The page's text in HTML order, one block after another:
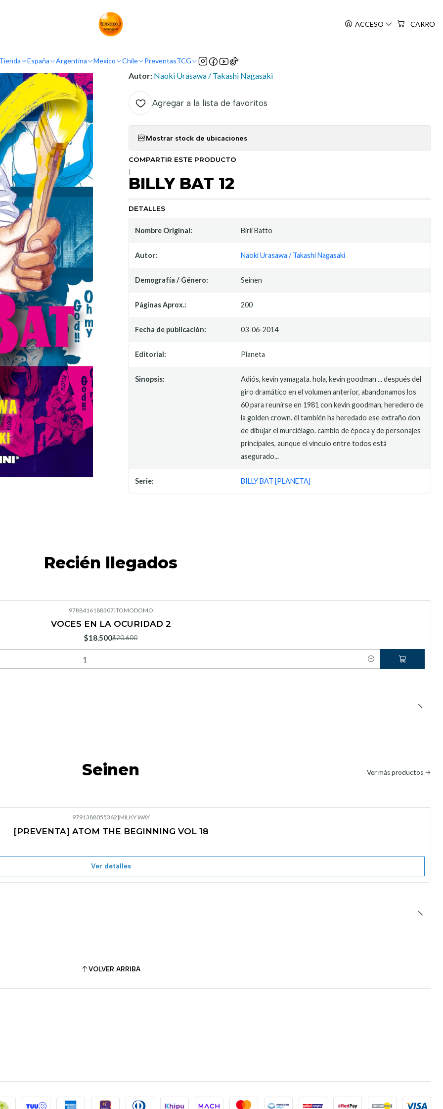
ACCESO CARRO
Tienda España Argentina Mexico Chile PreventasTCG
Nombre original:Birii Batto
Autor: Naoki Urasawa / Takashi Nagasaki
Agregar a la lista de favoritos
Mostrar stock de ubicaciones
COMPARTIR ESTE PRODUCTO
BILLY BAT 12
DETALLES
Nombre Original: Birii Batto
Autor: Naoki Urasawa / Takashi Nagasaki
Demografía / Género: Seinen
Páginas Aprox.: 200
Fecha de publicación: 03-06-2014
Editorial: Planeta
Sinopsis:
Adiós, kevin yamagata. hola, kevin goodman ... después del
giro dramático en el volumen anterior, abandonamos los
60 para reunirse en 1981 con kevin goodman, heredero de
la golden crown. él también ha heredado ese extraño don
de dibujar el murciélago. cambio de época y de personajes
principales, aunque el vínculo entre todos está
asegurado...
Serie: BILLY BAT [PLANETA]
Recién llegados
9788416188307|TOMODOMO
VOCES EN LA OCURIDAD 2
$18.500$20.600
Seinen Ver más productos
9791388055362 |MILKY WAY
[PREVENTA] ATOM THE BEGINNING VOL 18
Ver detalles
VOLVER ARRIBA